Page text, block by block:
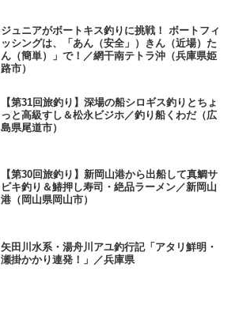
ジュニアがボートキス釣りに挑戦！ ボートフィ
ッシングは、「あん（安全」）きん（近場）た
ん（簡単）」で！／網干南テトラ沖（兵庫県姫
路市）
【第31回旅釣り】深場の船シロギス釣りとちょ
っと高級すし＆松永ビジホ／釣り船くわだ（広
島県尾道市）
【第30回旅釣り】新岡山港から出船して真鯛サ
ビキ釣り＆鰆押し寿司・絶品ラーメン／新岡山
港（岡山県岡山市）
矢田川水系・湯舟川アユ釣行記「アタリ鮮明・
瀬掛かかり連発！」／兵庫県